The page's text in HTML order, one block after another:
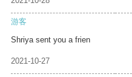
游客
Shriya sent you a frien
2021-10-27